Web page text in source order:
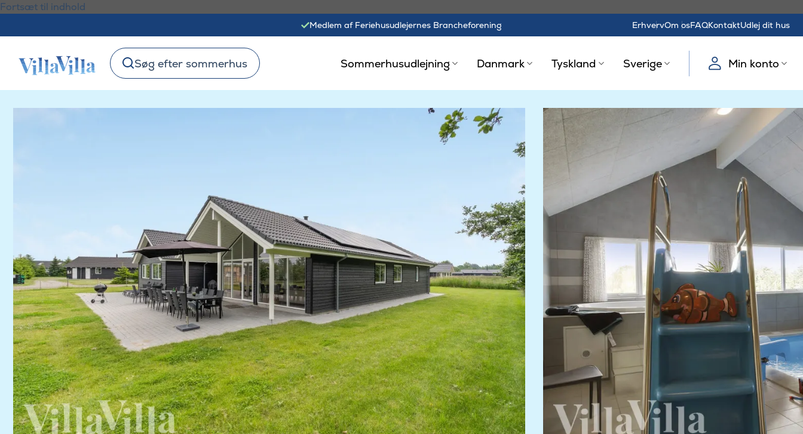
Fortsæt til indhold
Medlem af Feriehusudlejernes Brancheforening ErhvervOm osFAQKontaktUdlej dit hus
Søg efter sommerhus Sommerhusudlejning Danmark Tyskland Sverige Min konto